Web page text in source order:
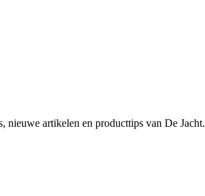
nieuwe artikelen en producttips van De Jacht.